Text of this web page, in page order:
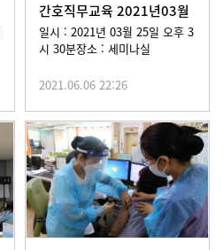
간호직무교육 2021년03월
25일
일시 : 2021년 03월 25일 오후 3
시 30분장소 : 세미나실
2021.06.06 22:26